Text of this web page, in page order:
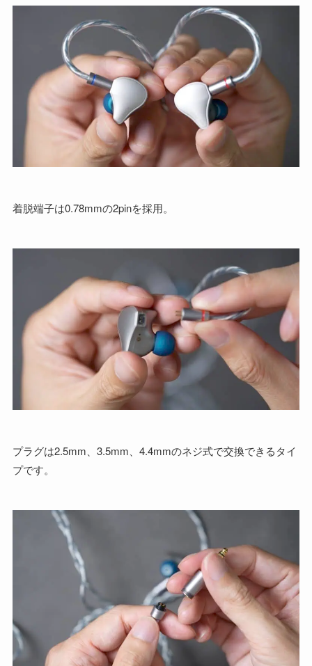
着脱端子は0.78mmの2pinを採用。
プラグは2.5mm、3.5mm、4.4mmのネジ式で交換できるタイ
プです。